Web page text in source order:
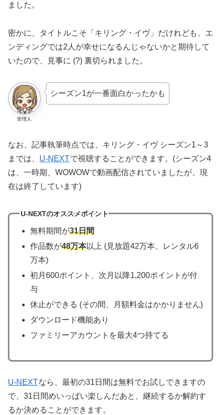
ました。
密かに、タイトルこそ「キリング・イヴ」だけれども、エ
ンディングでは2人が幸せになるんじゃないかと期待して
いたので、見事に (?) 裏切られました。
管理人
シーズン1が一番面白かったかも
なお、記事執筆時点では、キリング・イヴ シーズン1～3
までは、 U-NEXTで視聴することができます。(シーズン4
は、一時期、WOWOWで動画配信されていましたが、現
在は終了しています)
U-NEXTのオススメポイント
無料期間が31日間
作品数が48万本以上 (見放題42万本、レンタル6
万本)
初月600ポイント、次月以降1,200ポイントが付
与
休止ができる (その間、月額料金はかかりません)
ダウンロード機能あり
ファミリーアカウントを最大4つ持てる
U-NEXTなら、最初の31日間は無料でお試しできますの
で、31日間めいっぱい楽しんだあと、継続するか解約す
るか決めることができます。